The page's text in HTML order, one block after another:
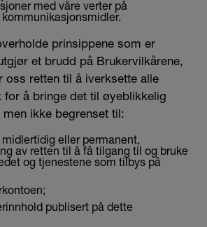
med våre verter på
prinsippene som er
et brudd på Brukervilkårene,
oss retten til å iverksette alle
for å bringe det til øyeblikkelig
ikke begrenset til:
eller permanent,
av retten til å få tilgang til og bruke
og tjenestene som tilbys på
publisert på dette